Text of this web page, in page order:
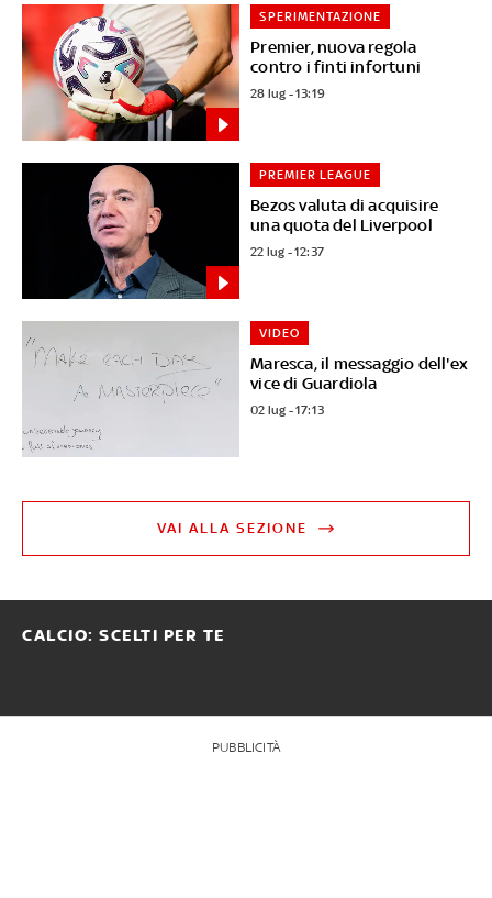
Premier, nuova regola
contro i finti infortuni
SPERIMENTAZIONE
28 lug - 13:19
Bezos valuta di acquisire
una quota del Liverpool
PREMIER LEAGUE
22 lug - 12:37
Maresca, il messaggio dell'ex
vice di Guardiola
VIDEO
02 lug - 17:13
VAI ALLA SEZIONE
CALCIO: SCELTI PER TE
PUBBLICITÀ